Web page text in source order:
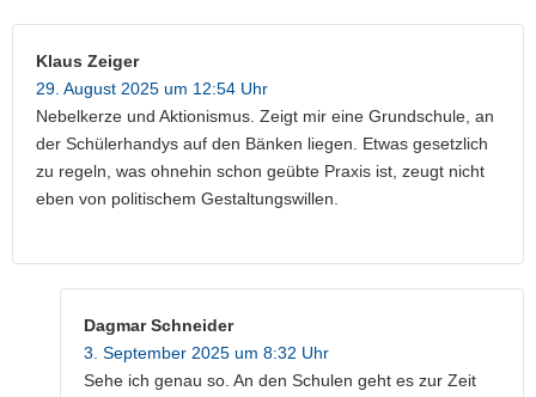
Klaus Zeiger
29. August 2025 um 12:54 Uhr
Nebelkerze und Aktionismus. Zeigt mir eine Grundschule, an
der Schülerhandys auf den Bänken liegen. Etwas gesetzlich
zu regeln, was ohnehin schon geübte Praxis ist, zeugt nicht
eben von politischem Gestaltungswillen.
Dagmar Schneider
3. September 2025 um 8:32 Uhr
Sehe ich genau so. An den Schulen geht es zur Zeit